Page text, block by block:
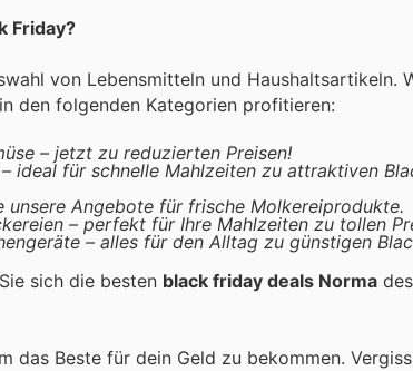
Friday?
von Lebensmitteln und Haushaltsartikeln.
den folgenden Kategorien profitieren:
– jetzt zu reduzierten Preisen!
ideal für schnelle Mahlzeiten zu attraktiven
Angebote für frische Molkereiprodukte.
– perfekt für Ihre Mahlzeiten zu tollen
– alles für den Alltag zu günstigen
sich die besten black friday deals Norma
das Beste für dein Geld zu bekommen.